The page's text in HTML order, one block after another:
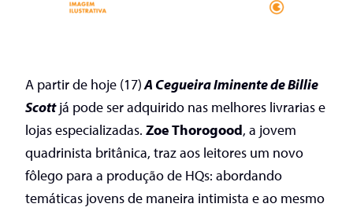
A partir de hoje (17)A Cegueira Iminente de Billie
Scottjá pode ser adquirido nas melhores livrarias e
lojas especializadas. Zoe Thorogood, a jovem
quadrinista britânica, traz aos leitores um novo
fôlego para a produção de HQs: abordando
temáticas jovens de maneira intimista e ao mesmo